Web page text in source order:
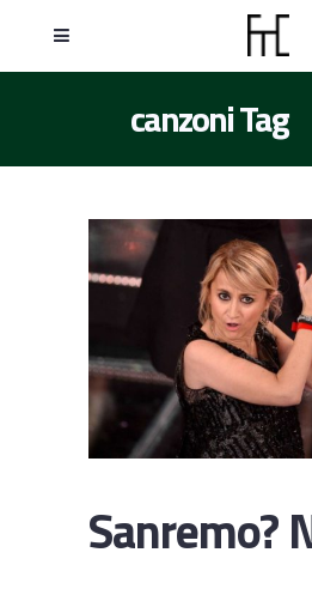
canzoni Tag
Sanremo?